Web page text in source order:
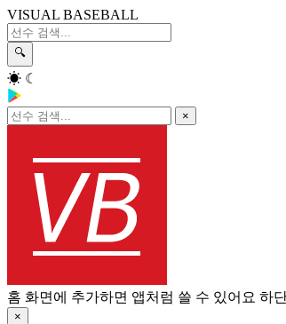
VISUAL BASEBALL
🔍
☀ ☾
×
홈 화면에 추가하면 앱처럼 쓸 수 있어요 하
×